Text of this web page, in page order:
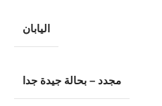
اليابان
مجدد – بحالة جيدة جدا